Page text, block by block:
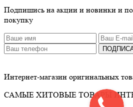
Подпишись на акции и новинки и
покупку
Интернет-магазин оригинальных
САМЫЕ ХИТОВЫЕ ТОВАРЫ